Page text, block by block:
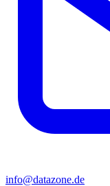
info@datazone.de